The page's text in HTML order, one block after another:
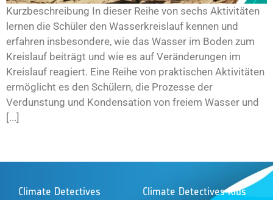
Kurzbeschreibung In dieser Reihe von sechs Aktivitäten
lernen die Schüler den Wasserkreislauf kennen und
erfahren insbesondere, wie das Wasser im Boden zum
Kreislauf beiträgt und wie es auf Veränderungen im
Kreislauf reagiert. Eine Reihe von praktischen Aktivitäten
ermöglicht es den Schülern, die Prozesse der
Verdunstung und Kondensation von freiem Wasser und
[...]
Climate Detectives Climate Detectives Kids